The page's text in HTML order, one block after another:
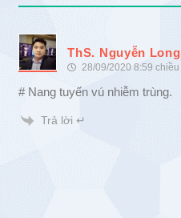
ThS. Nguyễn Long
28/09/2020 8:59 chiều
# Nang tuyến vú nhiễm trùng.
Trả lời ↵